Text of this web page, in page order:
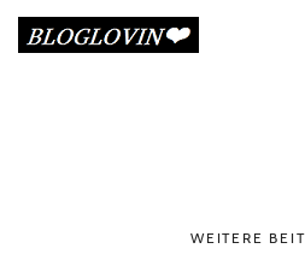
WEITERE